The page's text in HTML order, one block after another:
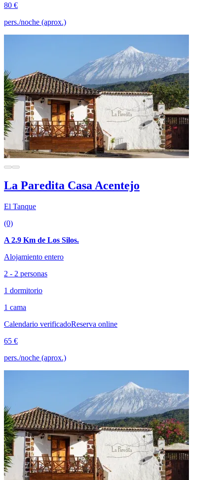
80 €
pers./noche (aprox.)
La Paredita Casa Acentejo
El Tanque
(0)
A 2.9 Km de Los Silos.
Alojamiento entero
2 - 2 personas
1 dormitorio
1 cama
Calendario verificadoReserva online
65 €
pers./noche (aprox.)